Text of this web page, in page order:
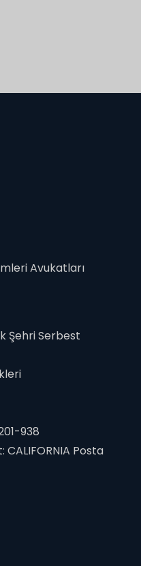
Avukatları
Şehri Serbest
938
Posta